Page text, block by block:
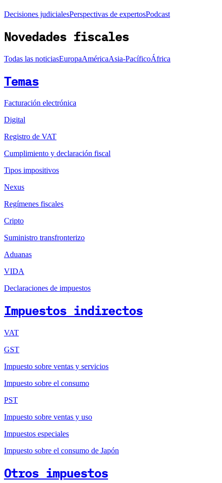
Decisiones judicialesPerspectivas de expertosPodcast
Novedades fiscales
Todas las noticiasEuropaAméricaAsia-PacíficoÁfrica
Temas
Facturación electrónica
Digital
Registro de VAT
Cumplimiento y declaración fiscal
Tipos impositivos
Nexus
Regímenes fiscales
Cripto
Suministro transfronterizo
Aduanas
VIDA
Declaraciones de impuestos
Impuestos indirectos
VAT
GST
Impuesto sobre ventas y servicios
Impuesto sobre el consumo
PST
Impuesto sobre ventas y uso
Impuestos especiales
Impuesto sobre el consumo de Japón
Otros impuestos